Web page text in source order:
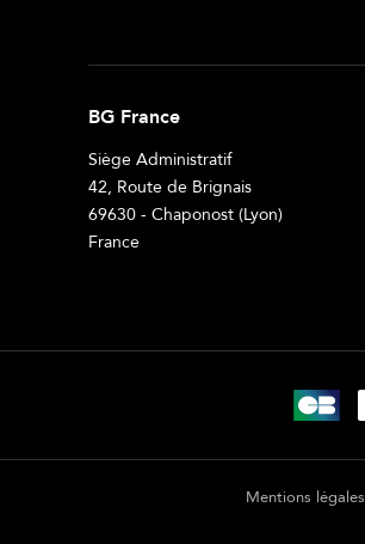
BG France
Siège Administratif
42, Route de Brignais
69630 - Chaponost (Lyon)
France
Mentions légales